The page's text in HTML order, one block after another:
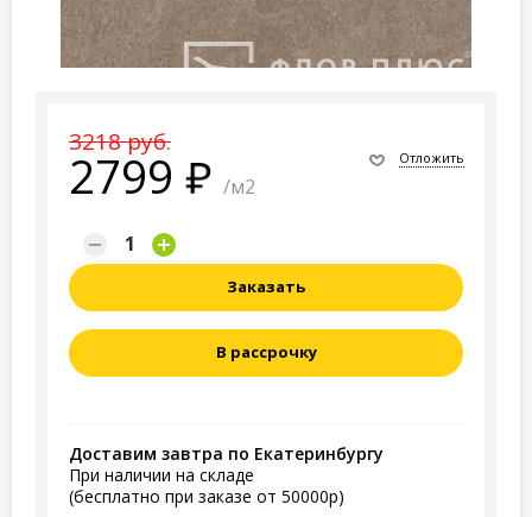
3218 руб.
2799 /м2
Отложить
Заказать
В рассрочку
Доставим завтра по Екатеринбургу
При наличии на складе
(бесплатно при заказе от 50000р)